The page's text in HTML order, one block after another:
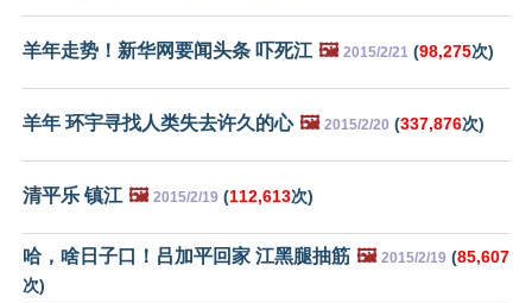
羊年走势！新华网要闻头条 吓死江 🖼️ 2015/2/21 (98,275次)
羊年 环宇寻找人类失去许久的心 🖼️ 2015/2/20 (337,876次)
清平乐 镇江 🖼️ 2015/2/19 (112,613次)
哈，啥日子口！吕加平回家 江黑腿抽筋 🖼️ 2015/2/19 (85,607
次)